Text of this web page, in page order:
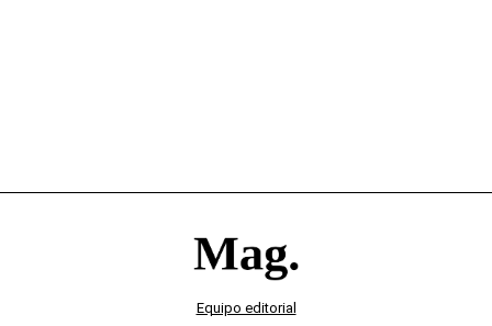
Equipo editorial